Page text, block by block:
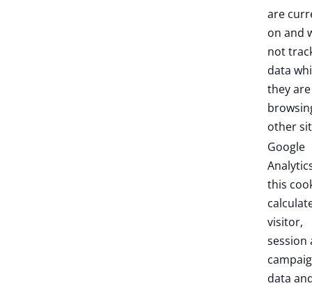
are
on and
not
data
they are
other
Google
this
visitor,
session
data